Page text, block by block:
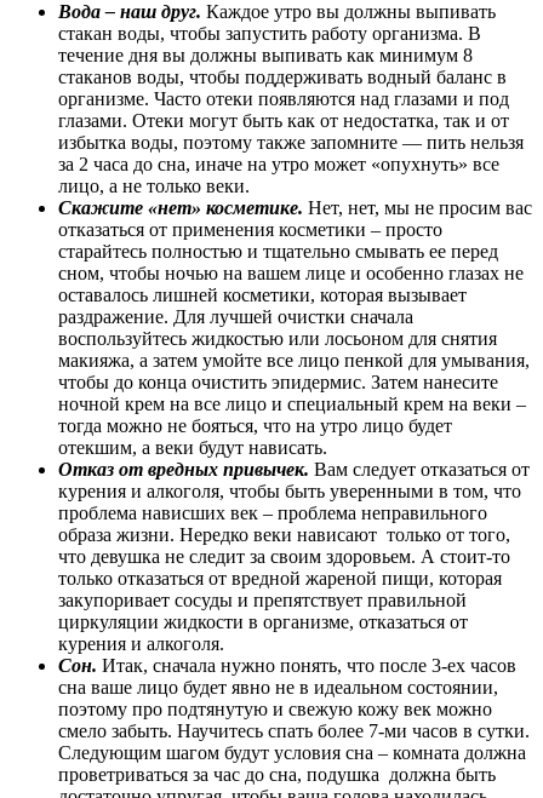
Вода – наш друг. Каждое утро вы должны выпивать
стакан воды, чтобы запустить работу организма. В
течение дня вы должны выпивать как минимум 8
стаканов воды, чтобы поддерживать водный баланс в
организме. Часто отеки появляются над глазами и под
глазами. Отеки могут быть как от недостатка, так и от
избытка воды, поэтому также запомните — пить нельзя
за 2 часа до сна, иначе на утро может «опухнуть» все
лицо, а не только веки.
Скажите «нет» косметике. Нет, нет, мы не просим вас
отказаться от применения косметики – просто
старайтесь полностью и тщательно смывать ее перед
сном, чтобы ночью на вашем лице и особенно глазах не
оставалось лишней косметики, которая вызывает
раздражение. Для лучшей очистки сначала
воспользуйтесь жидкостью или лосьоном для снятия
макияжа, а затем умойте все лицо пенкой для умывания,
чтобы до конца очистить эпидермис. Затем нанесите
ночной крем на все лицо и специальный крем на веки –
тогда можно не бояться, что на утро лицо будет
отекшим, а веки будут нависать.
Отказ от вредных привычек. Вам следует отказаться от
курения и алкоголя, чтобы быть уверенными в том, что
проблема нависших век – проблема неправильного
образа жизни. Нередко веки нависают только от того,
что девушка не следит за своим здоровьем. А стоит-то
только отказаться от вредной жареной пищи, которая
закупоривает сосуды и препятствует правильной
циркуляции жидкости в организме, отказаться от
курения и алкоголя.
Сон. Итак, сначала нужно понять, что после 3-ех часов
сна ваше лицо будет явно не в идеальном состоянии,
поэтому про подтянутую и свежую кожу век можно
смело забыть. Научитесь спать более 7-ми часов в сутки.
Следующим шагом будут условия сна – комната должна
проветриваться за час до сна, подушка должна быть